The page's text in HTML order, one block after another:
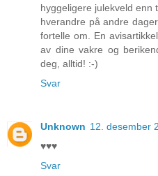
hyggeligere julekveld enn
hverandre på andre
fortelle om. En
av dine vakre og
deg, alltid! :-)
Svar
Unknown 12. desember
♥♥♥
Svar